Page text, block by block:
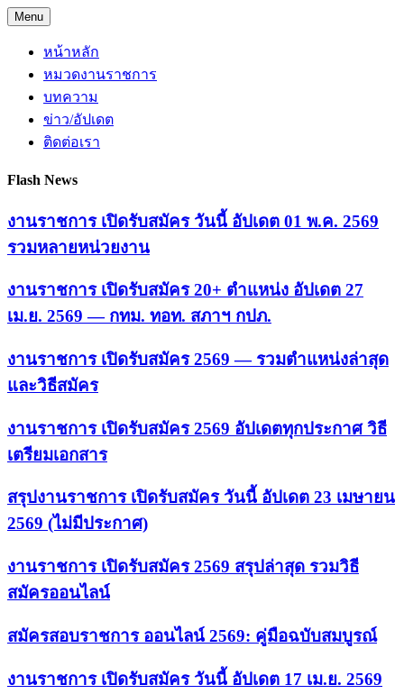
Skip
to
content
Menu
หน้าหลัก
หมวดงานราชการ
บทความ
ข่าว/อัปเดต
ติดต่อเรา
Flash News
งานราชการ เปิดรับสมัคร วันนี้ อัปเดต 01 พ.ค. 2569
รวมหลายหน่วยงาน
งานราชการ เปิดรับสมัคร 20+ ตำแหน่ง อัปเดต 27
เม.ย. 2569 — กทม. ทอท. สภาฯ กปภ.
งานราชการ เปิดรับสมัคร 2569 — รวมตำแหน่งล่าสุด
และวิธีสมัคร
งานราชการ เปิดรับสมัคร 2569 อัปเดตทุกประกาศ วิธี
เตรียมเอกสาร
สรุปงานราชการ เปิดรับสมัคร วันนี้ อัปเดต 23 เมษายน
2569 (ไม่มีประกาศ)
งานราชการ เปิดรับสมัคร 2569 สรุปล่าสุด รวมวิธี
สมัครออนไลน์
สมัครสอบราชการ ออนไลน์ 2569: คู่มือฉบับสมบูรณ์
งานราชการ เปิดรับสมัคร วันนี้ อัปเดต 17 เม.ย. 2569